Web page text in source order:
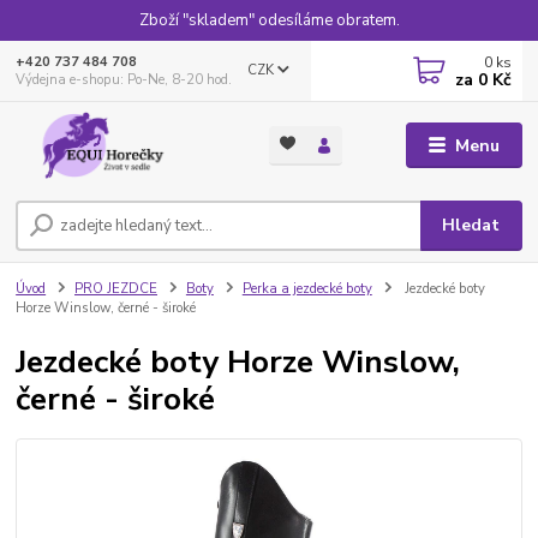
Zboží "skladem" odesíláme obratem.
Menu
CZK
Hledat
+420 737 484 708
Výdejna e-shopu: Po-Ne, 8-20 hod.
0 ks
za 0 Kč
Úvod PRO JEZDCE Boty Perka a jezdecké boty
Jezdecké boty
Horze Winslow, černé - široké
Jezdecké boty Horze Winslow,
černé - široké